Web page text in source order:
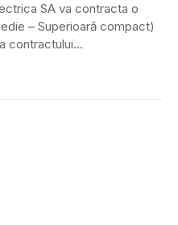
SA va contracta o
– Superioară compact)
contractului...